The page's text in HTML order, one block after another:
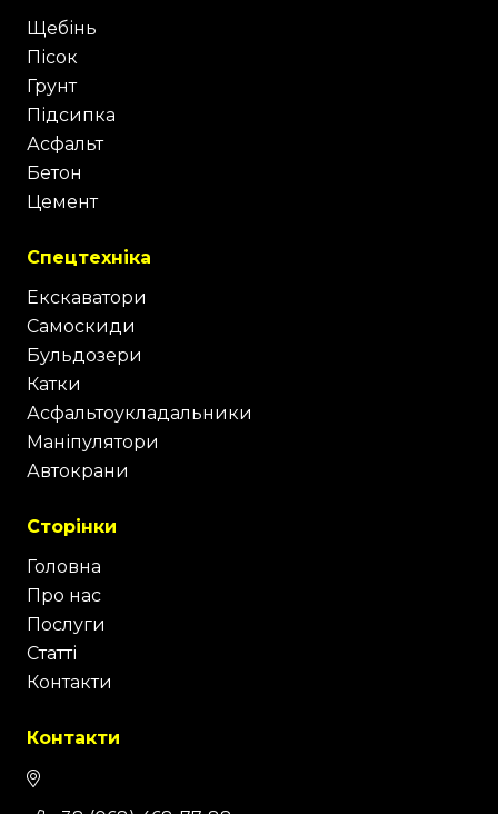
Щебінь
Пісок
Грунт
Підсипка
Асфальт
Бетон
Цемент
Спецтехніка
Екскаватори
Самоскиди
Бульдозери
Катки
Асфальтоукладальники
Маніпулятори
Автокрани
Сторінки
Головна
Про нас
Послуги
Статті
Контакти
Контакти